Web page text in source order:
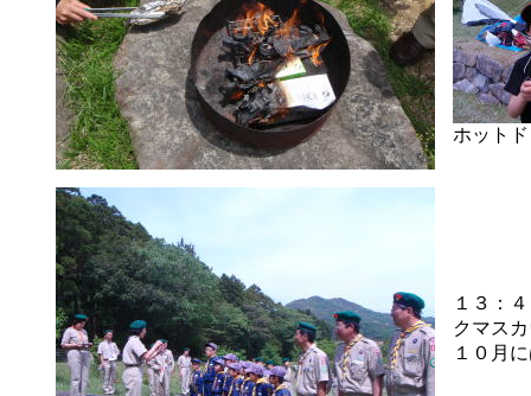
ホット
１３：
クマス
１０月